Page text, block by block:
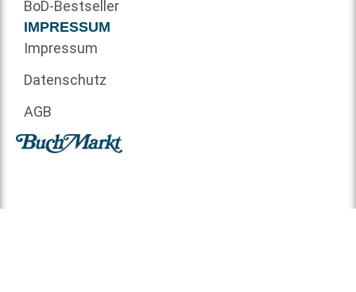
BoD-Bestseller
IMPRESSUM
Impressum
Datenschutz
AGB